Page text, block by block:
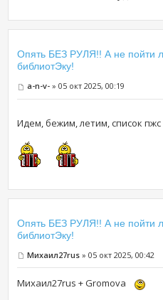
Опять БЕЗ РУЛЯ!! А не пойти
библиотЭку!
a-n-v- » 05 окт 2025, 00:19
Идем, бежим, летим, список пжс
Опять БЕЗ РУЛЯ!! А не пойти
библиотЭку!
Михаил27rus » 05 окт 2025, 00:42
Михаил27rus + Gromova